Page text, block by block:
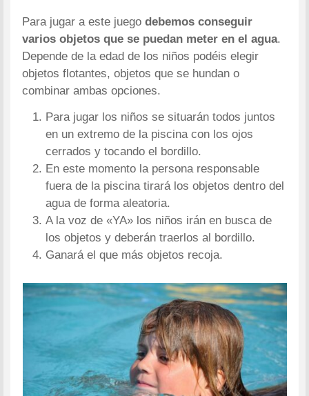
Para jugar a este juegodebemos conseguir
varios objetos que se puedan meter en el agua.
Depende de la edad de los niños podéis elegir
objetos flotantes, objetos que se hundan o
combinar ambas opciones.
Para jugar los niños se situarán todos juntos
en un extremo de la piscina con los ojos
cerrados y tocando el bordillo.
En este momento la persona responsable
fuera de la piscina tirará los objetos dentro del
agua de forma aleatoria.
A la voz de «YA» los niños irán en busca de
los objetos y deberán traerlos al bordillo.
Ganará el que más objetos recoja.